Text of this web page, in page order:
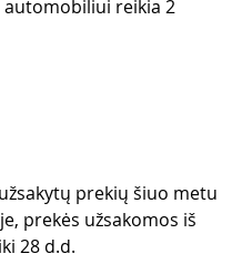
automobiliui reikia 2
prekių šiuo metu
prekės užsakomos iš
28 d.d.